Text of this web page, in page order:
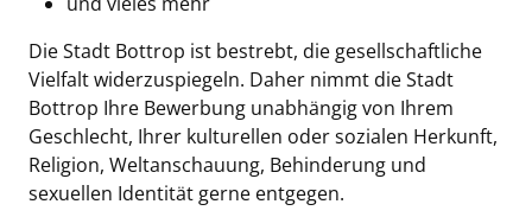
Die Stadt Bottrop ist bestrebt, die gesellschaftliche
Vielfalt widerzuspiegeln. Daher nimmt die Stadt
Bottrop Ihre Bewerbung unabhängig von Ihrem
Geschlecht, Ihrer kulturellen oder sozialen Herkunft,
Religion, Weltanschauung, Behinderung und
sexuellen Identität gerne entgegen.